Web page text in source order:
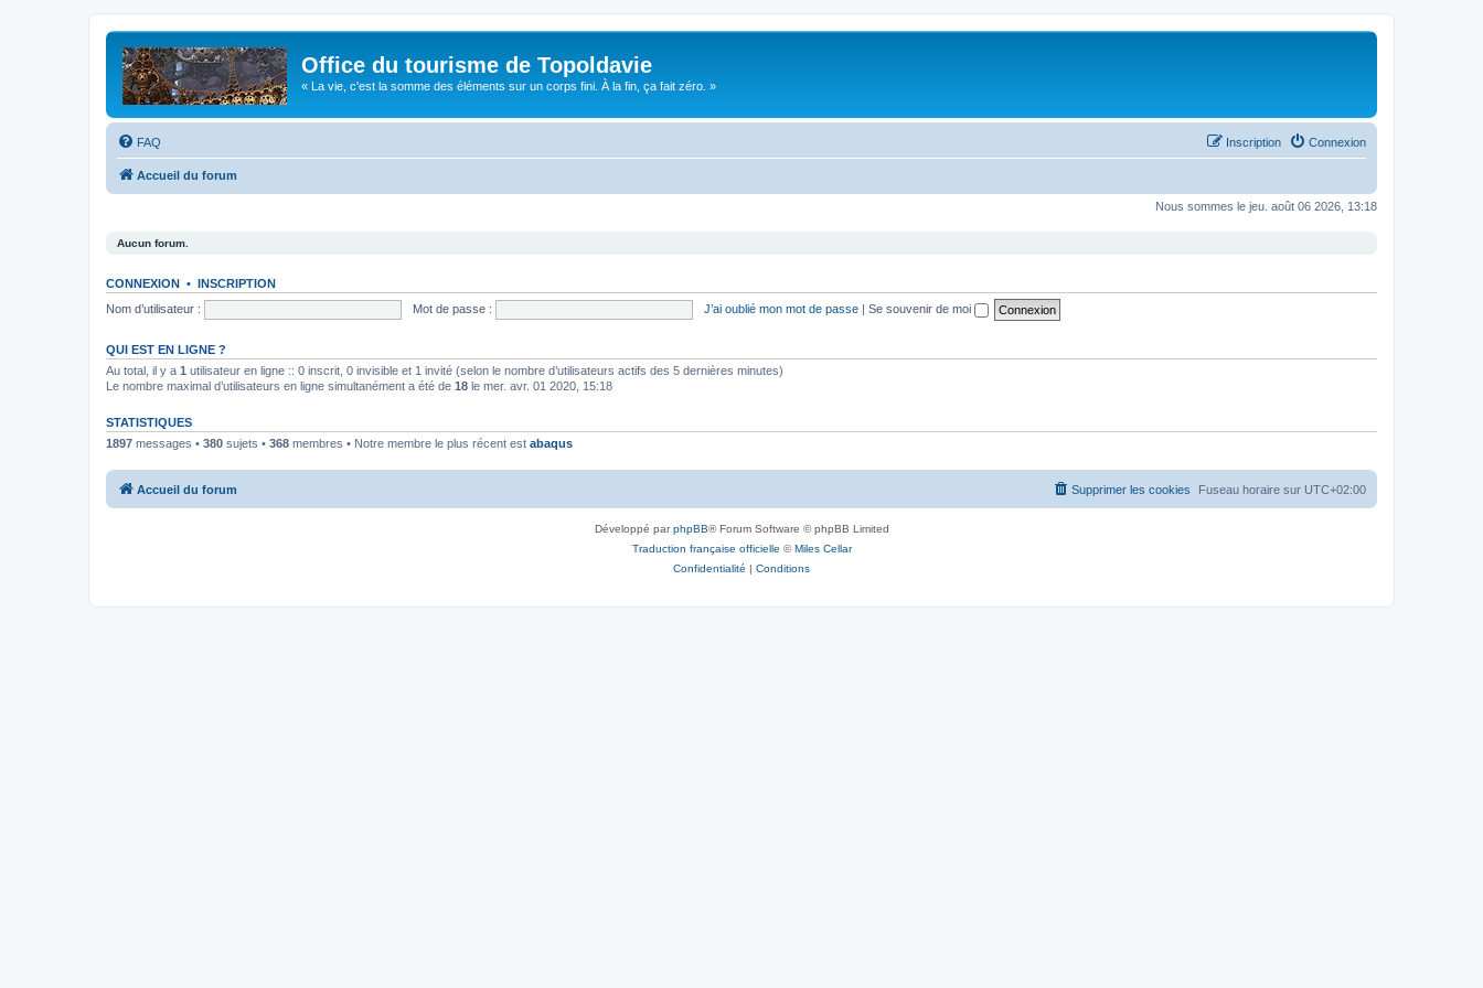
Office du tourisme de Topoldavie
« La vie, c'est la somme des éléments sur un corps fini. À la fin, ça fait zéro. »
FAQ Connexion
Inscription
Accueil du forum
Nous sommes le jeu. août 06 2026, 13:18
Aucun forum.
CONNEXION • INSCRIPTION
Nom d’utilisateur :
Mot de passe : J’ai oublié mon mot de passe | Se souvenir de moi
QUI EST EN LIGNE ?
Au total, il y a 1 utilisateur en ligne :: 0 inscrit, 0 invisible et 1 invité (selon le nombre d’utilisateurs actifs des 5 dernières minutes)
Le nombre maximal d’utilisateurs en ligne simultanément a été de 18 le mer. avr. 01 2020, 15:18
STATISTIQUES
1897 messages • 380 sujets • 368 membres • Notre membre le plus récent est abaqus
Accueil du forum Fuseau horaire sur UTC+02:00
Supprimer les cookies
Développé parphpBB® Forum Software © phpBB Limited
Traduction française officielle ©Miles Cellar
Confidentialité | Conditions